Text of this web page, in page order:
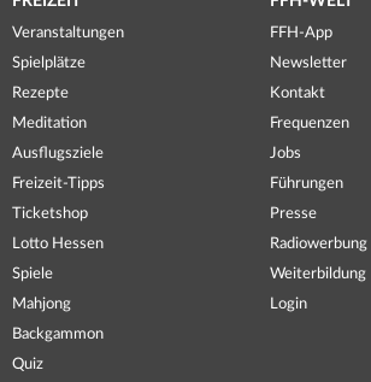
Veranstaltungen
Spielplätze
Rezepte
Meditation
Ausflugsziele
Freizeit-Tipps
Ticketshop
Lotto Hessen
Spiele
Mahjong
Backgammon
Quiz
FFH-App
Newsletter
Kontakt
Frequenzen
Jobs
Führungen
Presse
Radiowerbung
Weiterbildung
Login